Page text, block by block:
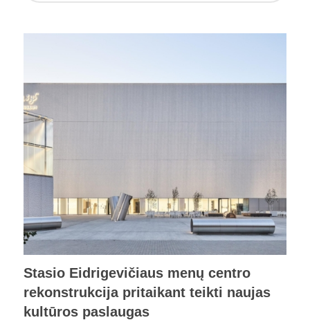
Stasio Eidrigevičiaus menų centro
rekonstrukcija pritaikant teikti naujas
kultūros paslaugas